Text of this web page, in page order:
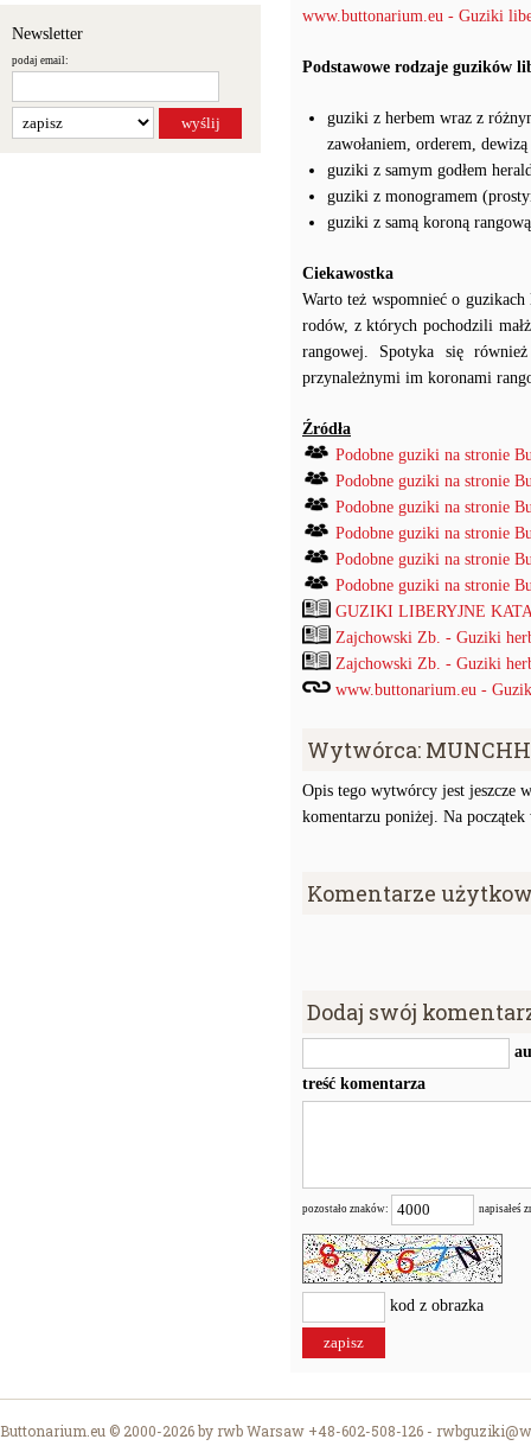
Newsletter
podaj email:
www.buttonarium.eu - Guziki
Podstawowe rodzaje guzików
guziki z herbem wraz z
zawołaniem, orderem,
guziki z samym godłem
guziki z monogramem
guziki z samą koroną
Ciekawostka
Warto też wspomnieć o
rodów, z których pochodzili
rangowej. Spotyka się
przynależnymi im koronami
Źródła
Podobne guziki na stronie
Podobne guziki na stronie
Podobne guziki na stronie
Podobne guziki na stronie
Podobne guziki na stronie
Podobne guziki na stronie
GUZIKI LIBERYJNE
Zajchowski Zb. - Guziki
Zajchowski Zb. - Guziki
www.buttonarium.eu -
Wytwórca:
Opis tego wytwórcy jest jeszcze
komentarzu poniżej. Na
Komentarze
Dodaj swój
treść komentarza
pozostało znaków: napisałeś
kod z obrazka
Buttonarium.eu © 2000-2026 by rwb Warsaw +48-602-508-126 -